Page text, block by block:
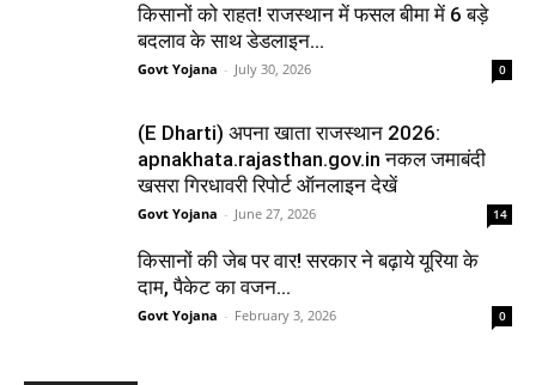
किसानों को राहत! राजस्थान में फसल बीमा में 6 बड़े
बदलाव के साथ डेडलाइन...
Govt Yojana - July 30, 2026 0
(E Dharti) अपना खाता राजस्थान 2026:
apnakhata.rajasthan.gov.in नकल जमाबंदी
खसरा गिरधावरी रिपोर्ट ऑनलाइन देखें
Govt Yojana - June 27, 2026 14
किसानों की जेब पर वार! सरकार ने बढ़ाये यूरिया के
दाम, पैकेट का वजन...
Govt Yojana - February 3, 2026 0